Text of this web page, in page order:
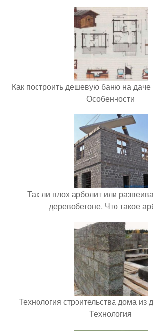
Как построить дешевую баню на
Особенности
Так ли плох арболит или
деревобетоне. Что такое
Технология строительства дома из
Технология